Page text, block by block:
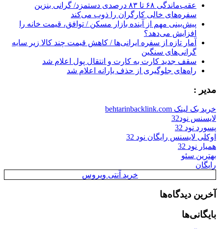
عقب‌ماندگی ۶۸ تا ۸۳ درصدی دستمزد/ گرانی بنزین
سفره‌های خالی کارگران را ذوب می‌کند
پیش‌بینی مهم از آینده بازار مسکن / توافق، قیمت خانه را
افزایش می‌دهد؟
آمار تازه از سفره ایرانی‌ها / کاهش قیمت چند کالا زیر سایه
گرانی‌های سنگین
سقف جدید کارت به کارت و انتقال پول اعلام شد
راه‌های جلوگیری از حذف یارانه اعلام شد
مدیر :
خرید بک لینک behtarinbacklink.com
لایسنس نود32
پسورد نود 32
اوکلی لایسنس رایگان نود 32
همیار نود 32
بهترین سئو
رایگان
خرید آنتی ویروس
آخرین دیدگاه‌ها
بایگانی‌ها